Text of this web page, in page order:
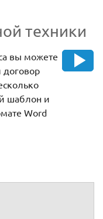
техники
вы можете
договор
шаблон и
Word